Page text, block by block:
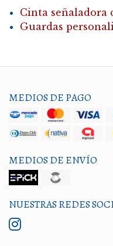
Cinta señaladora
Guardas
MEDIOS DE PAGO
MEDIOS DE ENVÍO
NUESTRAS REDES